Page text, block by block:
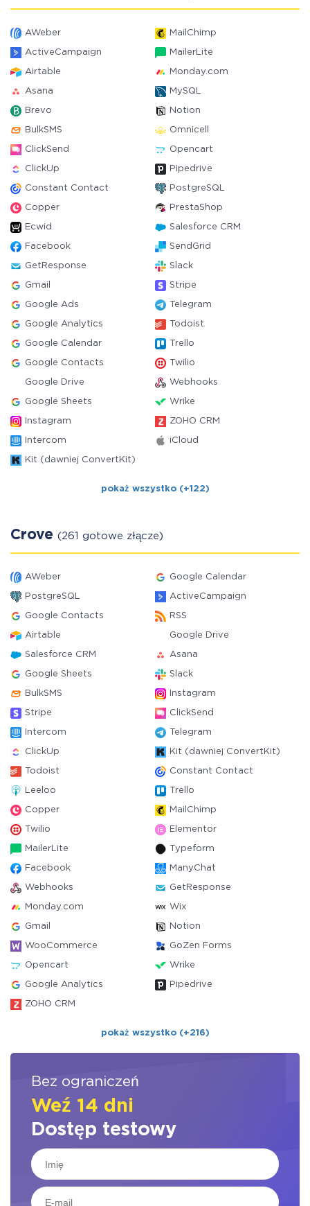
AWeber MailChimp
ActiveCampaign MailerLite
Airtable Monday.com
Asana MySQL
Brevo Notion
BulkSMS Omnicell
ClickSend Opencart
ClickUp Pipedrive
Constant Contact PostgreSQL
Copper PrestaShop
Ecwid Salesforce CRM
Facebook SendGrid
GetResponse Slack
Gmail Stripe
Google Ads Telegram
Google Analytics Todoist
Google Calendar Trello
Google Contacts Twilio
Google Drive Webhooks
Google Sheets Wrike
Instagram ZOHO CRM
Intercom iCloud
Kit (dawniej ConvertKit)
pokaż wszystko (+122)
Crove (261 gotowe złącze)
AWeber Google Calendar
PostgreSQL ActiveCampaign
Google Contacts RSS
Airtable Google Drive
Salesforce CRM Asana
Google Sheets Slack
BulkSMS Instagram
Stripe ClickSend
Intercom Telegram
ClickUp Kit (dawniej ConvertKit)
Todoist Constant Contact
Leeloo Trello
Copper MailChimp
Twilio Elementor
MailerLite Typeform
Facebook ManyChat
Webhooks GetResponse
Monday.com Wix
Gmail Notion
WooCommerce GoZen Forms
Opencart Wrike
Google Analytics Pipedrive
ZOHO CRM
pokaż wszystko (+216)
Bez ograniczeń
Weź 14 dni
Dostęp testowy